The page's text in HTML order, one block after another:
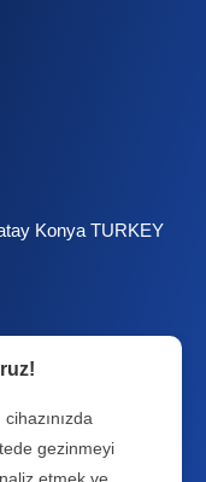
gezinmeyi
Konya TURKEY